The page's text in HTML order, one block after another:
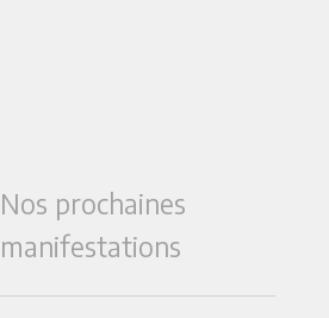
Nos prochaines
manifestations